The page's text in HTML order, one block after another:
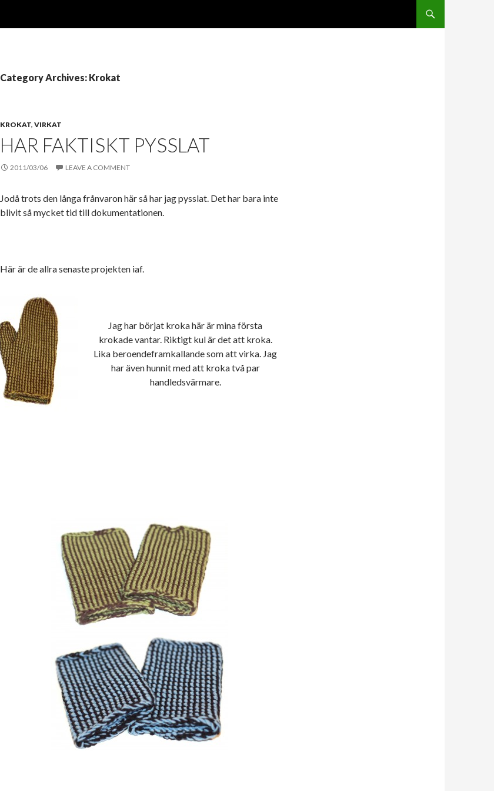
Category Archives: Krokat
KROKAT, VIRKAT
HAR FAKTISKT PYSSLAT
2011/03/06 LEAVE A COMMENT
Jodå trots den långa frånvaron här så har jag pysslat. Det har bara inte
blivit så mycket tid till dokumentationen.
Här är de allra senaste projekten iaf.
Jag har börjat kroka här är mina första
krokade vantar. Riktigt kul är det att kroka.
Lika beroendeframkallande som att virka. Jag
har även hunnit med att kroka två par
handledsvärmare.